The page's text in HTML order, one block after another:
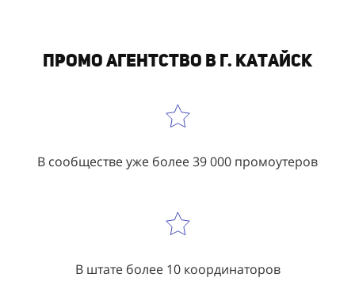
Промо агентство в г. Катайск
В сообществе уже более 39 000 промоутеров
В штате более 10 координаторов